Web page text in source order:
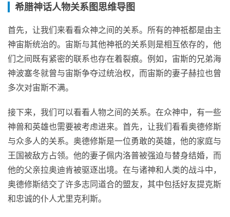
希腊神话人物关系图思维导图
首先，让我们来看看众神之间的关系。所有的神祇都是由主
神宙斯统治的。宙斯与其他神祇的关系则是相互依存的，他
们之间既有紧密的联系也存在着裂痕。例如，宙斯的兄弟海
神波塞冬就曾与宙斯争夺过统治权，而宙斯的妻子赫拉也曾
多次对宙斯不满。
接下来，我们可以看看人物之间的关系。在众神中，有一些
神兽和英雄也需要被考虑进来。首先，让我们看看奥德修斯
与众多人的关系。奥德修斯是一位勇敢的英雄，他的家庭与
王国被敌方占领。他的妻子佩内洛普被强迫与替身结婚，而
他的父亲拉奥迪肯被驱逐出境。在与诸神和人类的战斗中，
奥德修斯结交了许多志同道合的盟友，其中包括好友提克斯
和忠诚的仆人尤里克利斯。